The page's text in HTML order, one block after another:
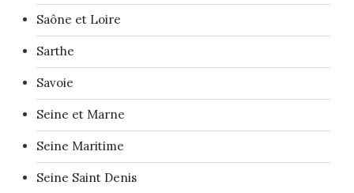
Saône et Loire
Sarthe
Savoie
Seine et Marne
Seine Maritime
Seine Saint Denis